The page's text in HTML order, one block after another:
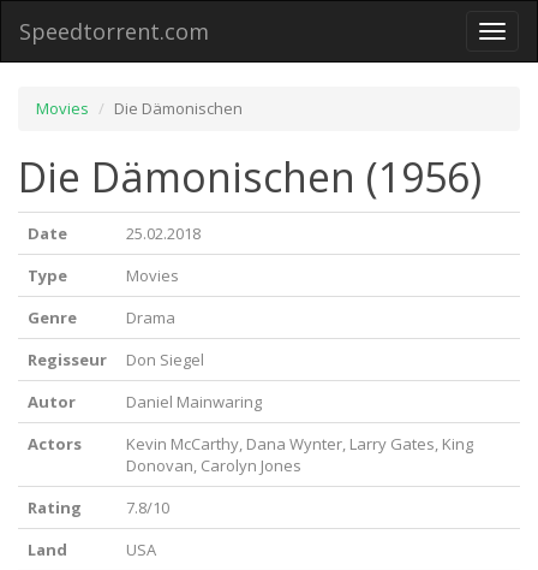
Toggle
Speedtorrent.com
Movies Die Dämonischen
Die Dämonischen (1956)
Date
25.02.2018
Type
Movies
Genre
Drama
Regisseur
Don Siegel
Autor
Daniel Mainwaring
Actors
Kevin McCarthy, Dana Wynter, Larry Gates, King
Donovan, Carolyn Jones
Rating
7.8/10
Land
USA